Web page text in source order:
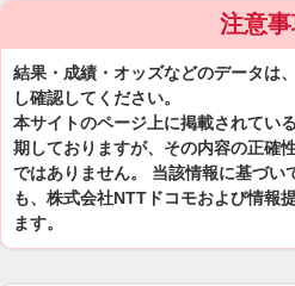
注意
結果・成績・オッズなどのデータは
し確認してください。
本サイトのページ上に掲載されてい
期しておりますが、その内容の正確
ではありません。 当該情報に基づい
も、株式会社NTTドコモおよび情報
ます。